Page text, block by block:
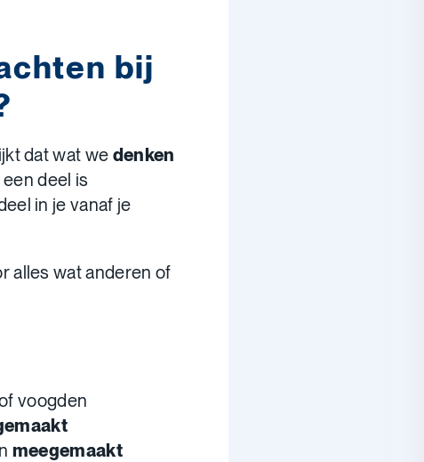
bij
dat wat we denken
deel is
in je vanaf je
alles wat anderen of
voogden
meegemaakt